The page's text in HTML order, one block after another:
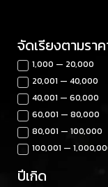
จัดเรียงตามรา
1,000 — 20,000
20,001 — 40,000
40,001 — 60,000
60,001 — 80,000
80,001 — 100,000
100,001 —
ปีเกิด